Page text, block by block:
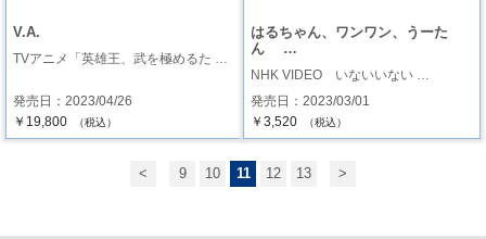
V.A.
TVアニメ「英雄王、武を極めるた …
発売日：2023/04/26
￥19,800
（税込）
はるちゃん、ワンワン、うーた
ん …
NHK VIDEO いないいない …
発売日：2023/03/01
￥3,520
（税込）
< 9 10 11 12 13 >